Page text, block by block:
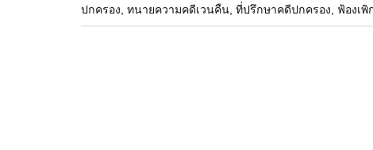
ปกครอง, ทนายความคดีเวนคืน, ที่ปรึกษาคดีปกครอง, ฟ้องเ